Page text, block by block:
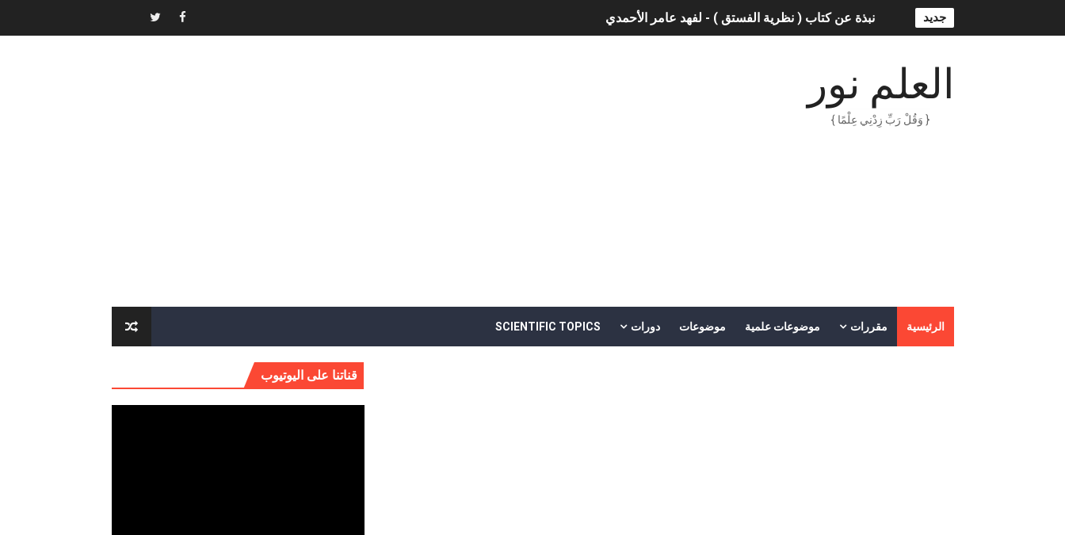
جديد نبذة عن كتاب ( نظرية الفستق ) - لفهد عامر الأحمدي
الهكرز خفايا وأسرار – Binary tree
أناس ملهمون يجب أن تقرأ قصصهم
ORACLE 9i بالعربية – محمد - pdf
الذكاء المالي
العلم نور
{ وَقُلْ رَبِّ زِدْنِي عِلْمًا }
الرئيسية مقررات موضوعات علمية موضوعات دورات SCIENTIFIC TOPICS
قناتنا على اليوتيوب